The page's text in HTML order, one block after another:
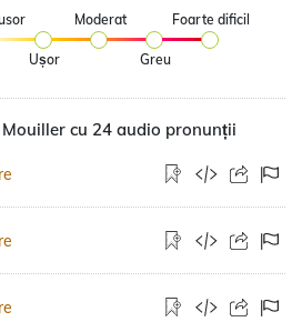
Ușor
Moderat
Greu
Foarte dificil
cu 24 audio pronunții